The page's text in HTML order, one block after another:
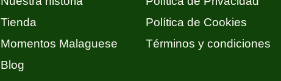
Tienda
Momentos Malaguese
Blog
Política de Cookies
Términos y condiciones